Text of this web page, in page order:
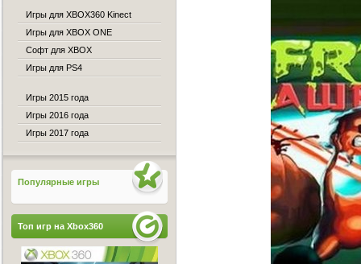
Игры для XBOX360 Kinect
Игры для XBOX ONE
Софт для XBOX
Игры для PS4
Игры 2015 года
Игры 2016 года
Игры 2017 года
Популярные игры
Топ игр на Xbox360